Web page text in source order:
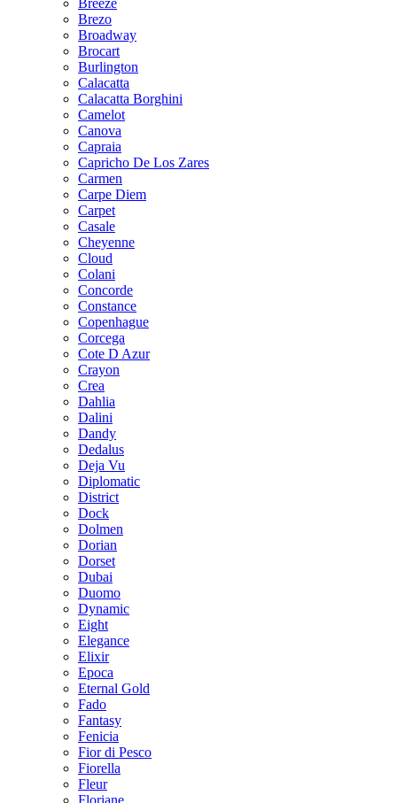
Breeze
Brezo
Broadway
Brocart
Burlington
Calacatta
Calacatta Borghini
Camelot
Canova
Capraia
Capricho De Los Zares
Carmen
Carpe Diem
Carpet
Casale
Cheyenne
Cloud
Colani
Concorde
Constance
Copenhague
Corcega
Cote D Azur
Crayon
Crea
Dahlia
Dalini
Dandy
Dedalus
Deja Vu
Diplomatic
District
Dock
Dolmen
Dorian
Dorset
Dubai
Duomo
Dynamic
Eight
Elegance
Elixir
Epoca
Eternal Gold
Fado
Fantasy
Fenicia
Fior di Pesco
Fiorella
Fleur